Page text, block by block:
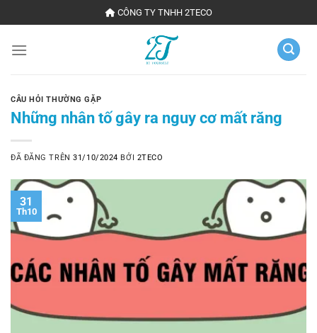
đến
nội
CÔNG TY TNHH 2TECO
CÂU HỎI THƯỜNG GẶP
Những nhân tố gây ra nguy cơ mất răng
ĐÃ ĐĂNG TRÊN31/10/2024 BỞI 2TECO
31
Th10